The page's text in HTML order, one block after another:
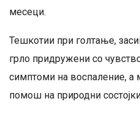
месеци.
Тешкотии при голтање,
грло придружени со
симптоми на воспаление, а
помош на природни